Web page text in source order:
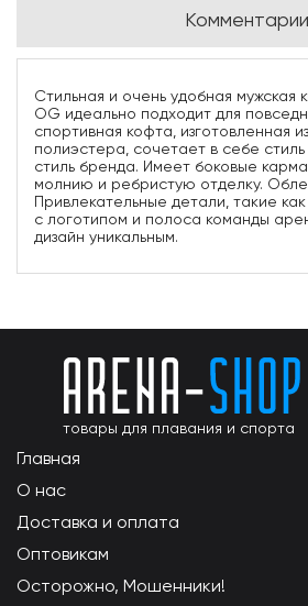
Комментарии
Стильная и очень удобная мужская
OG идеально подходит для
спортивная кофта, изготовленная
полиэстера, сочетает в себе стиль
стиль бренда. Имеет боковые
молнию и ребристую отделку.
Привлекательные детали, такие
с логотипом и полоса команды
дизайн уникальным.
товары для плавания и спорта
Главная
О нас
Доставка и оплата
Оптовикам
Осторожно, Мошенники!